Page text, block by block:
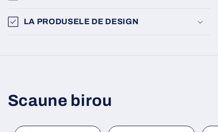
LA PRODUSELE DE DESIGN
Scaune birou